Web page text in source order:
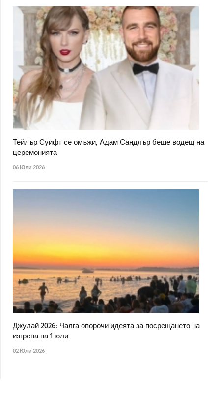
Тейлър Суифт се омъжи, Адам Сандлър беше водещ на
церемонията
06 Юли 2026
Джулай 2026: Чалга опорочи идеята за посрещането на
изгрева на 1 юли
02 Юли 2026